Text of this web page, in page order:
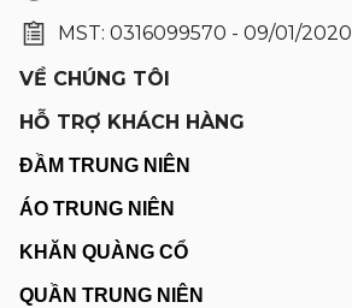
MST: 0316099570 - 09/01/2020
VỀ CHÚNG TÔI
HỖ TRỢ KHÁCH HÀNG
ĐẦM TRUNG NIÊN
ÁO TRUNG NIÊN
KHĂN QUÀNG CỔ
QUẦN TRUNG NIÊN